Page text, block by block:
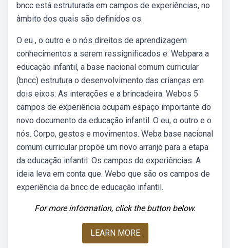
bncc está estruturada em campos de experiências, no
âmbito dos quais são definidos os.
O eu , o outro e o nós direitos de aprendizagem
conhecimentos a serem ressignificados e. Webpara a
educação infantil, a base nacional comum curricular
(bncc) estrutura o desenvolvimento das crianças em
dois eixos: As interações e a brincadeira. Webos 5
campos de experiência ocupam espaço importante do
novo documento da educação infantil. O eu, o outro e o
nós. Corpo, gestos e movimentos. Weba base nacional
comum curricular propõe um novo arranjo para a etapa
da educação infantil: Os campos de experiências. A
ideia leva em conta que. Webo que são os campos de
experiência da bncc de educação infantil.
For more information, click the button below.
LEARN MORE